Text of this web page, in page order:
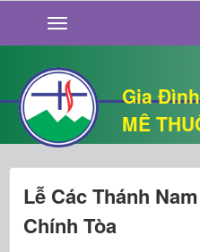
Gia
MÊ
GIỚI THIỆU
TIN TỨC
SỐNG ĐẠO
CHUYỆN NHÀ
QUÁN VĂN
THƯ GIÃN
Lễ Các Thánh
Chính Tòa